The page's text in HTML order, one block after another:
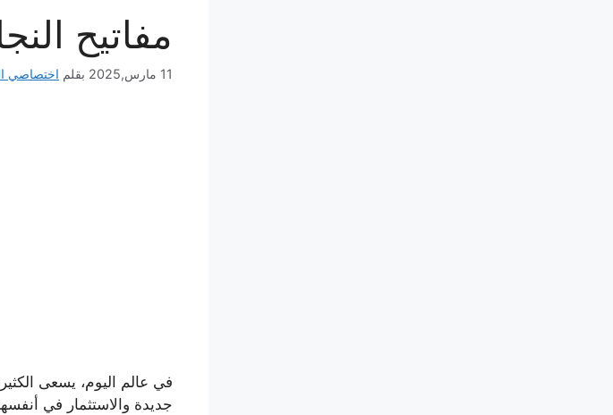
مفاتيح
11 مارس,2025 بقلم اختصاصي
في عالم اليوم، يسعى
جديدة والاستثمار في